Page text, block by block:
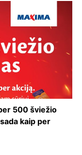
500 šviežio
kaip per